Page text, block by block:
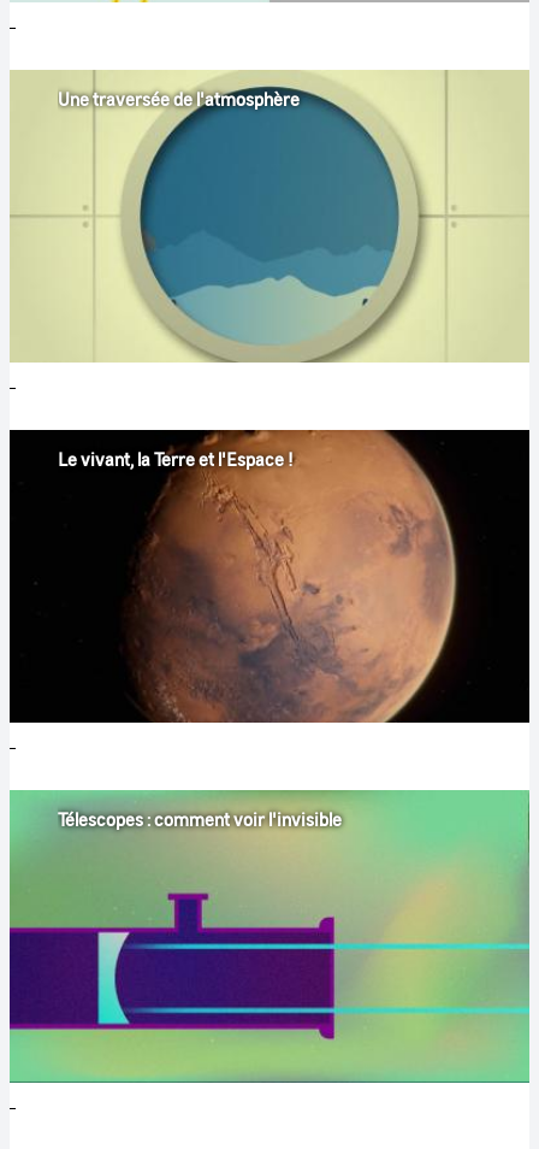
Une traversée de l'atmosphère
Le vivant, la Terre et l'Espace !
Télescopes : comment voir l'invisible